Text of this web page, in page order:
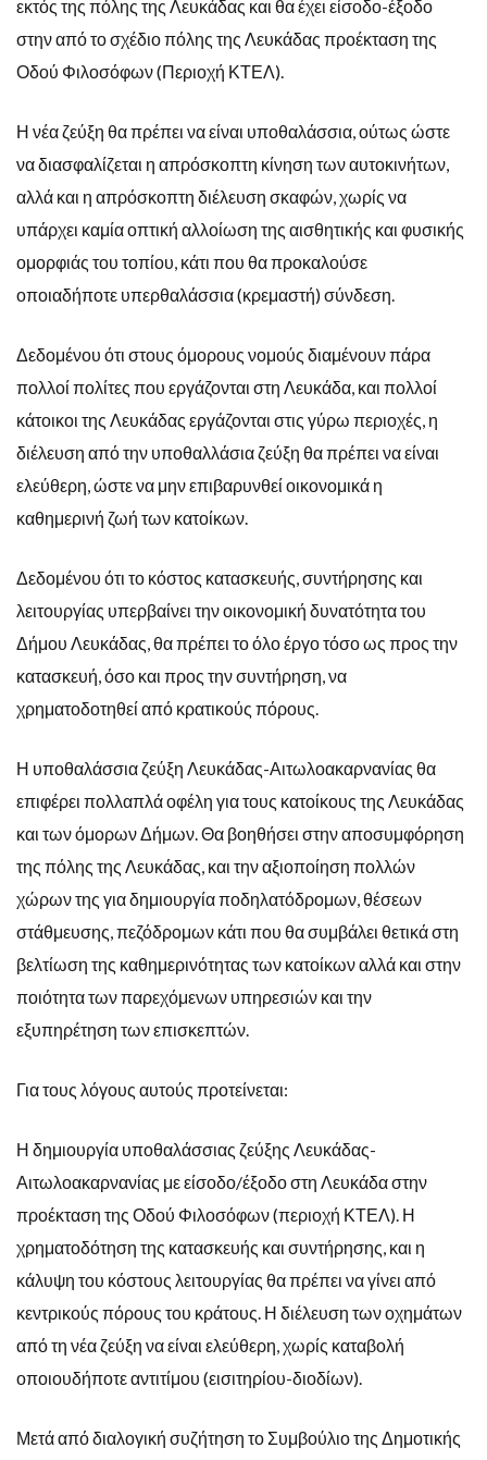
εκτός της πόλης της Λευκάδας και θα έχει είσοδο-έξοδο
στην από το σχέδιο πόλης της Λευκάδας προέκταση της
Οδού Φιλοσόφων (Περιοχή ΚΤΕΛ).
Η νέα ζεύξη θα πρέπει να είναι υποθαλάσσια, ούτως ώστε
να διασφαλίζεται η απρόσκοπτη κίνηση των αυτοκινήτων,
αλλά και η απρόσκοπτη διέλευση σκαφών, χωρίς να
υπάρχει καμία οπτική αλλοίωση της αισθητικής και φυσικής
ομορφιάς του τοπίου, κάτι που θα προκαλούσε
οποιαδήποτε υπερθαλάσσια (κρεμαστή) σύνδεση.
Δεδομένου ότι στους όμορους νομούς διαμένουν πάρα
πολλοί πολίτες που εργάζονται στη Λευκάδα, και πολλοί
κάτοικοι της Λευκάδας εργάζονται στις γύρω περιοχές, η
διέλευση από την υποθαλλάσια ζεύξη θα πρέπει να είναι
ελεύθερη, ώστε να μην επιβαρυνθεί οικονομικά η
καθημερινή ζωή των κατοίκων.
Δεδομένου ότι το κόστος κατασκευής, συντήρησης και
λειτουργίας υπερβαίνει την οικονομική δυνατότητα του
Δήμου Λευκάδας, θα πρέπει το όλο έργο τόσο ως προς την
κατασκευή, όσο και προς την συντήρηση, να
χρηματοδοτηθεί από κρατικούς πόρους.
Η υποθαλάσσια ζεύξη Λευκάδας-Αιτωλοακαρνανίας θα
επιφέρει πολλαπλά οφέλη για τους κατοίκους της Λευκάδας
και των όμορων Δήμων. Θα βοηθήσει στην αποσυμφόρηση
της πόλης της Λευκάδας, και την αξιοποίηση πολλών
χώρων της για δημιουργία ποδηλατόδρομων, θέσεων
στάθμευσης, πεζόδρομων κάτι που θα συμβάλει θετικά στη
βελτίωση της καθημερινότητας των κατοίκων αλλά και στην
ποιότητα των παρεχόμενων υπηρεσιών και την
εξυπηρέτηση των επισκεπτών.
Για τους λόγους αυτούς προτείνεται:
Η δημιουργία υποθαλάσσιας ζεύξης Λευκάδας-
Αιτωλοακαρνανίας με είσοδο/έξοδο στη Λευκάδα στην
προέκταση της Οδού Φιλοσόφων (περιοχή ΚΤΕΛ). Η
χρηματοδότηση της κατασκευής και συντήρησης, και η
κάλυψη του κόστους λειτουργίας θα πρέπει να γίνει από
κεντρικούς πόρους του κράτους. Η διέλευση των οχημάτων
από τη νέα ζεύξη να είναι ελεύθερη, χωρίς καταβολή
οποιουδήποτε αντιτίμου (εισιτηρίου-διοδίων).
Μετά από διαλογική συζήτηση το Συμβούλιο της Δημοτικής